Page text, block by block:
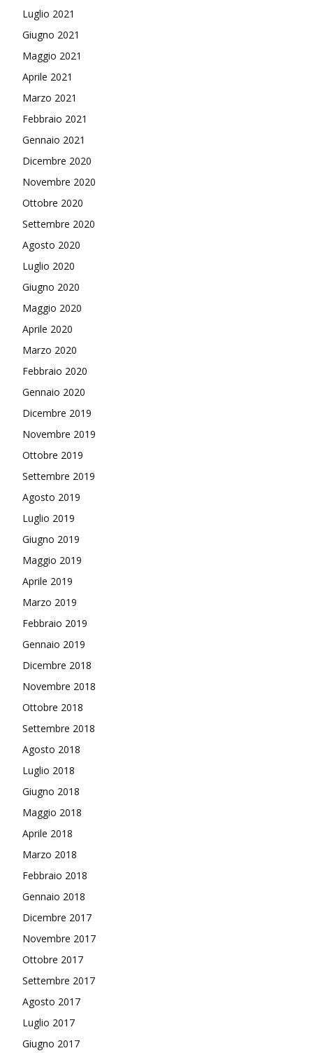
Luglio 2021
Giugno 2021
Maggio 2021
Aprile 2021
Marzo 2021
Febbraio 2021
Gennaio 2021
Dicembre 2020
Novembre 2020
Ottobre 2020
Settembre 2020
Agosto 2020
Luglio 2020
Giugno 2020
Maggio 2020
Aprile 2020
Marzo 2020
Febbraio 2020
Gennaio 2020
Dicembre 2019
Novembre 2019
Ottobre 2019
Settembre 2019
Agosto 2019
Luglio 2019
Giugno 2019
Maggio 2019
Aprile 2019
Marzo 2019
Febbraio 2019
Gennaio 2019
Dicembre 2018
Novembre 2018
Ottobre 2018
Settembre 2018
Agosto 2018
Luglio 2018
Giugno 2018
Maggio 2018
Aprile 2018
Marzo 2018
Febbraio 2018
Gennaio 2018
Dicembre 2017
Novembre 2017
Ottobre 2017
Settembre 2017
Agosto 2017
Luglio 2017
Giugno 2017